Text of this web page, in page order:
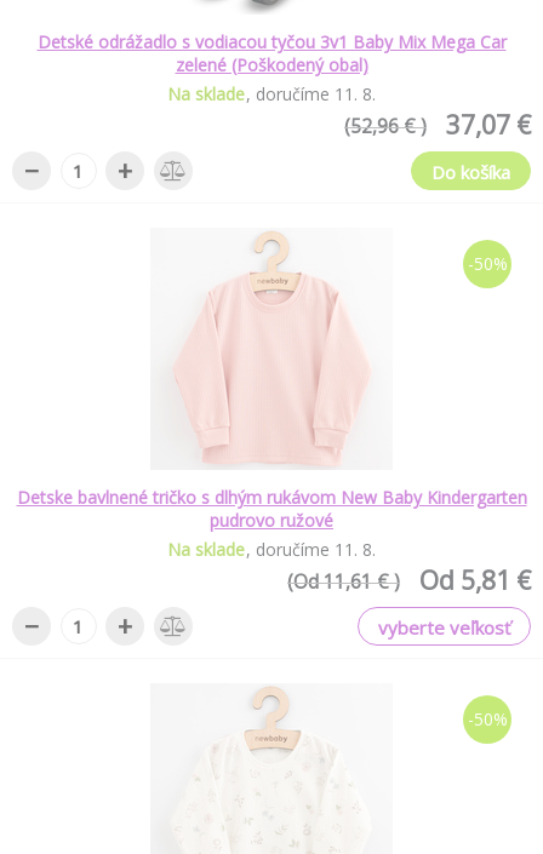
Detské odrážadlo s vodiacou tyčou 3v1 Baby Mix Mega Car
zelené (Poškodený obal)
Na sklade doručíme 11 . 8.
37,07 €
(52,96 € )
− + Do košíka
-50%
Detske bavlnené tričko s dlhým rukávom New Baby Kindergarten
pudrovo ružové
Na sklade doručíme 11 . 8.
Od 5,81 €
(Od 11,61 € )
− + vyberte veľkosť
-50%